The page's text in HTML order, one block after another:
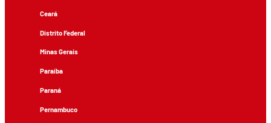
Ceará
Distrito Federal
Minas Gerais
Paraíba
Paraná
Pernambuco